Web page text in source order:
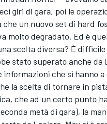
giri di gara, poi le
che un nuovo set di hard
molto degradato. Ed è
scelta diversa? È
stato superato anche da
informazioni che si hanno a
la scelta di tornare in
che ad un certo punto
metà di gara), la